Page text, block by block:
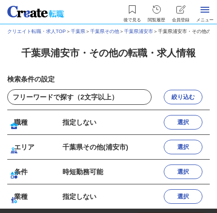
後で見る 閲覧履歴 会員登録 メニュー
クリエイト転職・求人TOP ＞千葉県＞千葉県その他＞千葉県浦安市＞千葉県浦安市・その他の
千葉県浦安市・その他の転職・求人情報
検索条件の設定
絞り込む
職種 指定しない 選択
エリア 千葉県その他(浦安市) 選択
条件 時短勤務可能 選択
業種 指定しない 選択